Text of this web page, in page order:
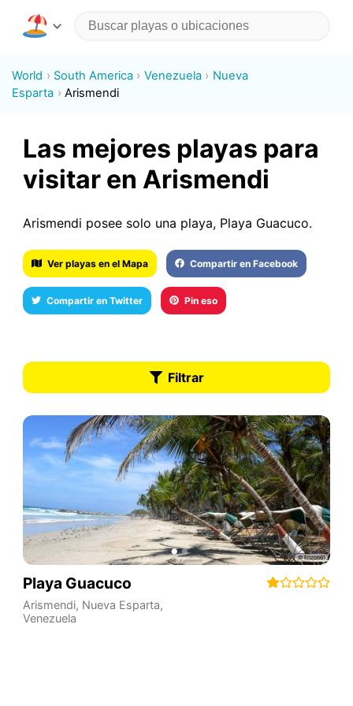
World South America Venezuela
Nueva
Esparta
Arismendi
Las mejores playas para
visitar en Arismendi
Arismendi posee solo una playa, Playa Guacuco.
Ver playas en el Mapa Compartir en Facebook
Compartir en Twitter Pin eso
Filtrar
Playa Guacuco
Arismendi, Nueva Esparta,
Venezuela